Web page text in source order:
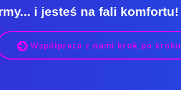
i jesteś na fali komfortu!
Współpraca z nami krok po kroku